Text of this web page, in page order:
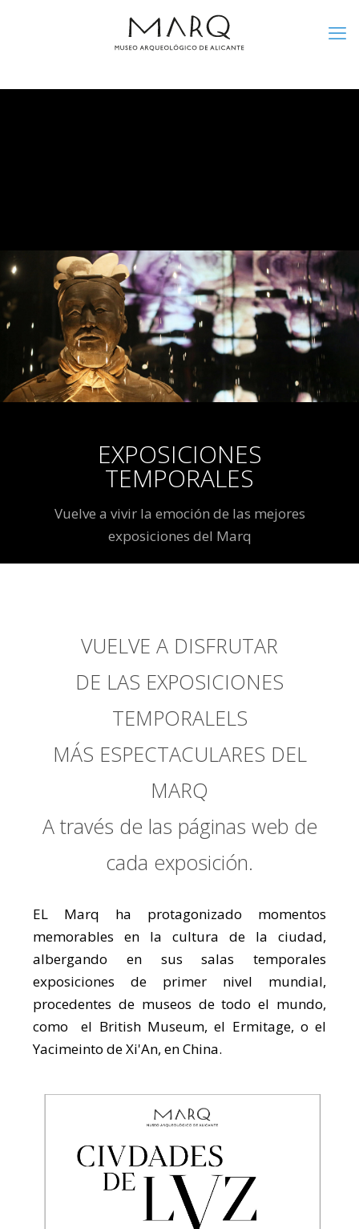
EXPOSICIONES
TEMPORALES
Vuelve a vivir la emoción de las mejores
exposiciones del Marq
VUELVE A DISFRUTAR
DE LAS EXPOSICIONES
TEMPORALELS
MÁS ESPECTACULARES DEL
MARQ
A través de las páginas web de
cada exposición.
EL Marq ha protagonizado momentos
memorables en la cultura de la ciudad,
albergando en sus salas temporales
exposiciones de primer nivel mundial,
procedentes de museos de todo el mundo,
como el British Museum, el Ermitage, o el
Yacimeinto de Xi'An, en China.